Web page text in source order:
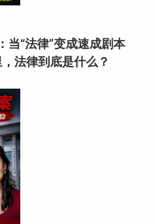
当“法律”变成速成剧本
法律到底是什么？